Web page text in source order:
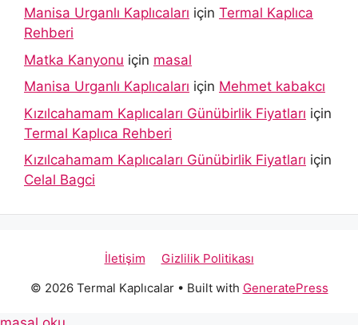
Manisa Urganlı Kaplıcaları için Termal Kaplıca
Rehberi
Matka Kanyonu için masal
Manisa Urganlı Kaplıcaları için Mehmet kabakcı
Kızılcahamam Kaplıcaları Günübirlik Fiyatları için
Termal Kaplıca Rehberi
Kızılcahamam Kaplıcaları Günübirlik Fiyatları için
Celal Bagci
İletişim
Gizlilik Politikası
© 2026 Termal Kaplıcalar• Built with GeneratePress